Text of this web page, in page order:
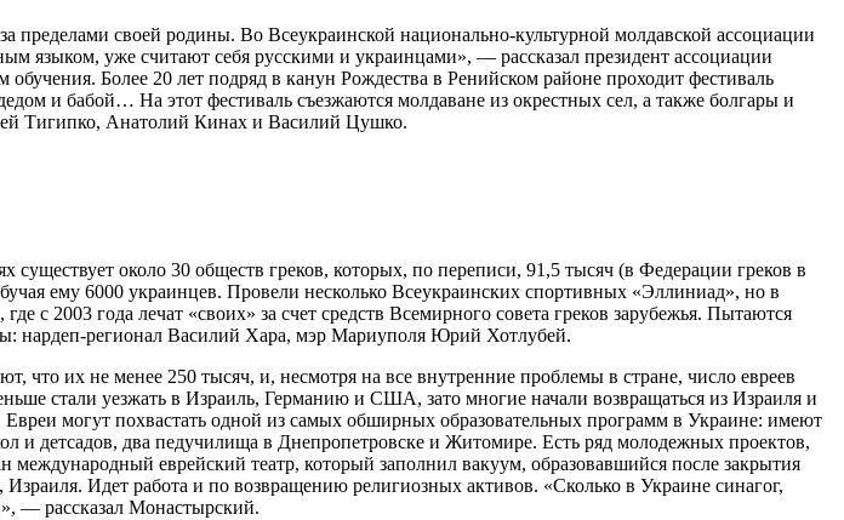
своей родины. Во Всеукраинской национально-культурной молдавской ассоциации
языком, уже считают себя русскими и украинцами», — рассказал президент ассоциации
Более 20 лет подряд в канун Рождества в Ренийском районе проходит фестиваль
и бабой… На этот фестиваль съезжаются молдаване из окрестных сел, а также болгары и
Тигипко, Анатолий Кинах и Василий Цушко.
около 30 обществ греков, которых, по переписи, 91,5 тысяч (в Федерации греков в
ему 6000 украинцев. Провели несколько Всеукраинских спортивных «Эллиниад», но в
с 2003 года лечат «своих» за счет средств Всемирного совета греков зарубежья. Пытаются
нардеп-регионал Василий Хара, мэр Мариуполя Юрий Хотлубей.
их не менее 250 тысяч, и, несмотря на все внутренние проблемы в стране, число евреев
стали уезжать в Израиль, Германию и США, зато многие начали возвращаться из Израиля и
могут похвастать одной из самых обширных образовательных программ в Украине: имеют
детсадов, два педучилища в Днепропетровске и Житомире. Есть ряд молодежных проектов,
еврейский театр, который заполнил вакуум, образовавшийся после закрытия
Идет работа и по возвращению религиозных активов. «Сколько в Украине синагог,
— рассказал Монастырский.